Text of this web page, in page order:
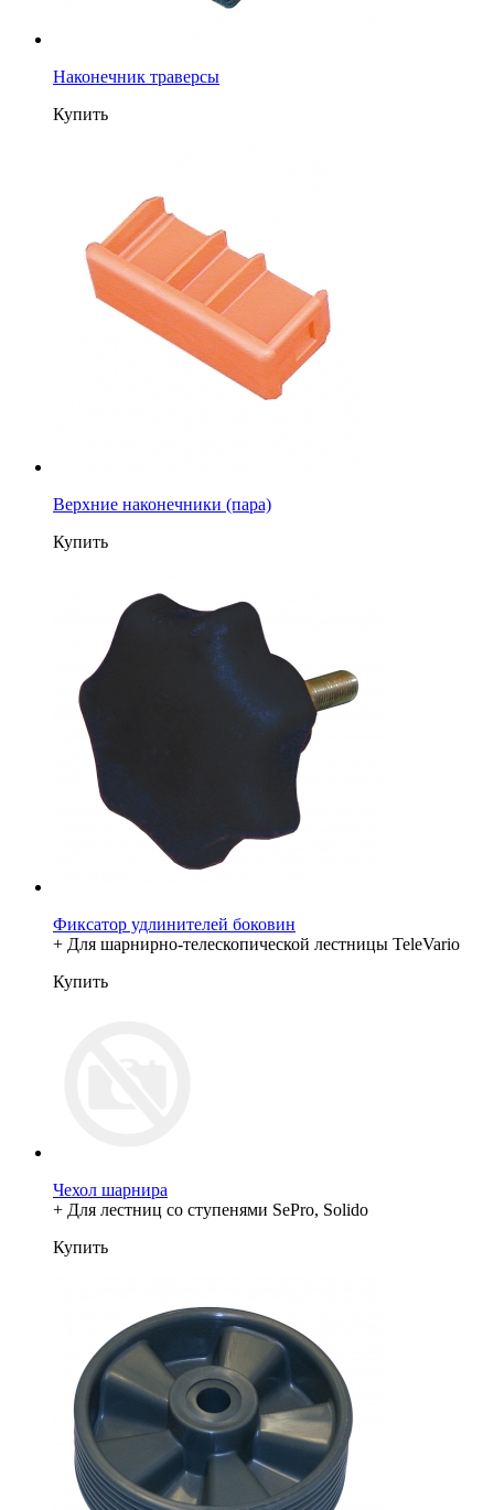
Наконечник траверсы
Купить
Верхние наконечники (пара)
Купить
Фиксатор удлинителей боковин
+ Для шарнирно-телескопической лестницы TeleVario
Купить
Чехол шарнира
+ Для лестниц со ступенями SePro, Solido
Купить